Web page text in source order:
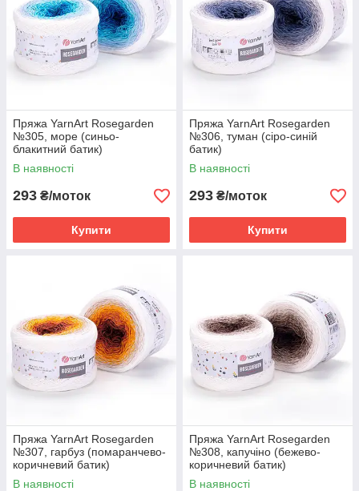
Пряжа YarnArt Rosegarden
№305, море (синьо-
блакитний батик)
В наявності
293 ₴/моток
Купити
Пряжа YarnArt Rosegarden
№306, туман (сіро-синій
батик)
В наявності
293 ₴/моток
Купити
Пряжа YarnArt Rosegarden
№307, гарбуз (помаранчево-
коричневий батик)
В наявності
Пряжа YarnArt Rosegarden
№308, капучіно (бежево-
коричневий батик)
В наявності